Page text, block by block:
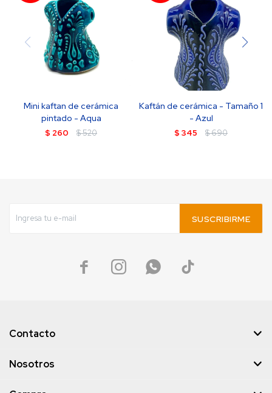
Mini kaftan de cerámica
pintado - Aqua
$ 260 $520
Kaftán de cerámica - Tamaño 1
- Azul
$ 345 $690
SUSCRIBIRME
   
Contacto
Nosotros